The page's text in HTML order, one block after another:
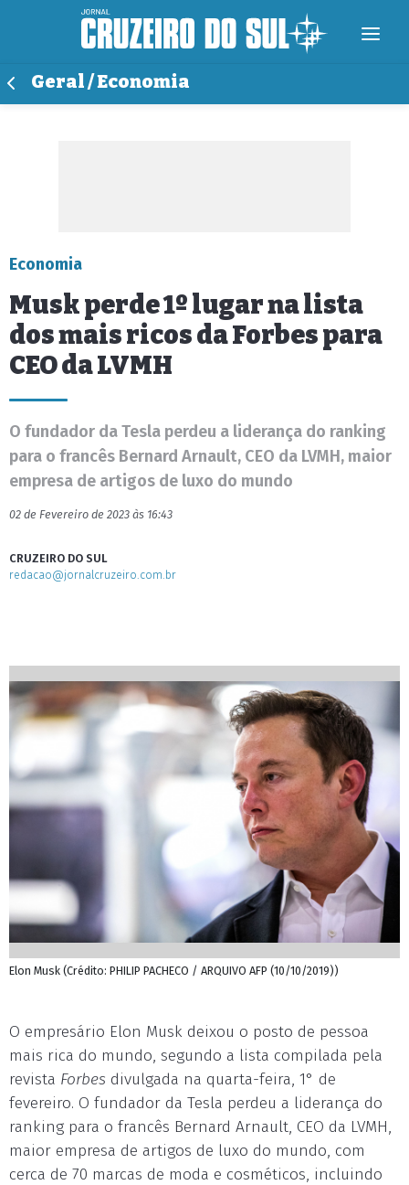
Geral / Economia
Economia
Musk perde 1º lugar na lista
dos mais ricos da Forbes para
CEO da LVMH
O fundador da Tesla perdeu a liderança do ranking
para o francês Bernard Arnault, CEO da LVMH, maior
empresa de artigos de luxo do mundo
02 de Fevereiro de 2023 às 16:43
CRUZEIRO DO SUL
redacao@jornalcruzeiro.com.br
Elon Musk (Crédito: PHILIP PACHECO / ARQUIVO AFP (10/10/2019))
O empresário Elon Musk deixou o posto de pessoa
mais rica do mundo, segundo a lista compilada pela
revista Forbes divulgada na quarta-feira, 1° de
fevereiro. O fundador da Tesla perdeu a liderança do
ranking para o francês Bernard Arnault, CEO da LVMH,
maior empresa de artigos de luxo do mundo, com
cerca de 70 marcas de moda e cosméticos, incluindo